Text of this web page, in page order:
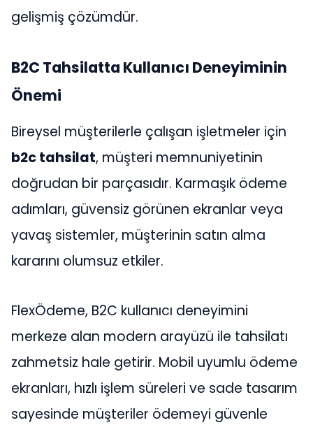
gelişmiş çözümdür.
B2C Tahsilatta Kullanıcı Deneyiminin
Önemi
Bireysel müşterilerle çalışan işletmeler için
b2c tahsilat, müşteri memnuniyetinin
doğrudan bir parçasıdır. Karmaşık ödeme
adımları, güvensiz görünen ekranlar veya
yavaş sistemler, müşterinin satın alma
kararını olumsuz etkiler.
FlexÖdeme, B2C kullanıcı deneyimini
merkeze alan modern arayüzü ile tahsilatı
zahmetsiz hale getirir. Mobil uyumlu ödeme
ekranları, hızlı işlem süreleri ve sade tasarım
sayesinde müşteriler ödemeyi güvenle